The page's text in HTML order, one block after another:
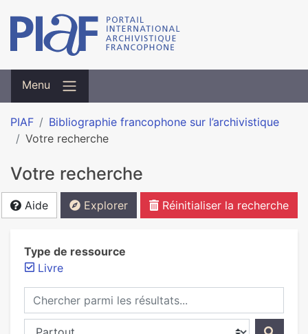
Menu
PIAF
Bibliographie francophone sur l’archivistique
Votre recherche
Votre recherche
Aide Explorer Réinitialiser la recherche
Type de ressource
Livre
Chercher parmi les résultats...
Chercher dans...